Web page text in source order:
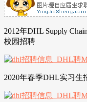
2012年DHL Supply
校园招聘
2020年春季DHL实习生